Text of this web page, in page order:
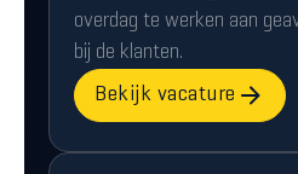
overdag te werken aan
bij de klanten.
Bekijk vacature